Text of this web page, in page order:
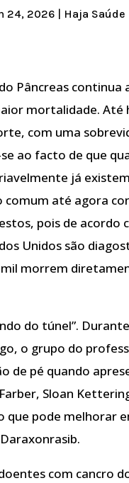
24, 2026 Haja Saúde
Pâncreas continua
mortalidade.
com uma
ao facto de que
já
até agora
pois de acordo
Unidos são
morrem
do túnel”.
o grupo do
de pé quando
Sloan
pode melhorar
com cancro